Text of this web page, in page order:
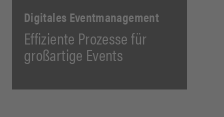
Digitales Eventmanagement
Effiziente Prozesse für
großartige Events